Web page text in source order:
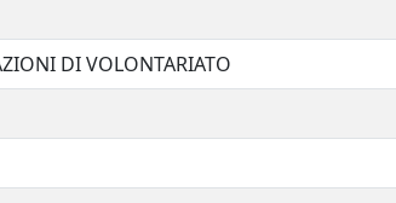
DI VOLONTARIATO